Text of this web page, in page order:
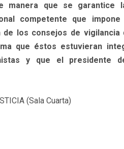
manera que se garantice
competente que
de los consejos de
que éstos estuvieran
y que el presidente
(Sala Cuarta)